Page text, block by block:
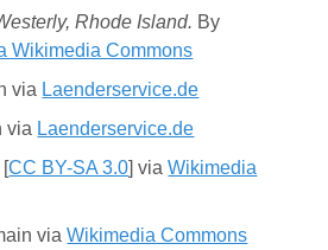
Rhode Island. By
Wikimedia Commons
via Laenderservice.de
via Laenderservice.de
[CC BY-SA 3.0] viaWikimedia
viaWikimedia Commons